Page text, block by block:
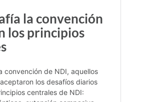
la convención
los principios
convención de NDI, aquellos
los desafíos diarios
centrales de NDI: